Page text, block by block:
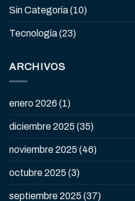
Sin Categoría(10)
Tecnología(23)
ARCHIVOS
enero 2026 (1)
diciembre 2025 (35)
noviembre 2025 (46)
octubre 2025 (3)
septiembre 2025 (37)